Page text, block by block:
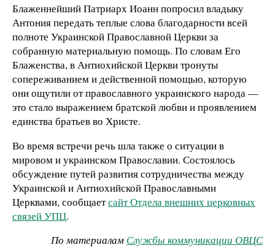
Блаженнейший Патриарх Иоанн попросил владыку
Антония передать теплые слова благодарности всей
полноте Украинской Православной Церкви за
собранную материальную помощь. По словам Его
Блаженства, в Антиохийской Церкви тронуты
сопереживанием и действенной помощью, которую
они ощутили от православного украинского народа —
это стало выражением братской любви и проявлением
единства братьев во Христе.
Во время встречи речь шла также о ситуации в
мировом и украинском Православии. Состоялось
обсуждение путей развития сотрудничества между
Украинской и Антиохийской Православными
Церквами, сообщаетсайт Отдела внешних церковных
связей УПЦ.
По материалам Службы коммуникации ОВЦС